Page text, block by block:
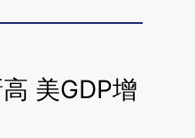
美GDP增